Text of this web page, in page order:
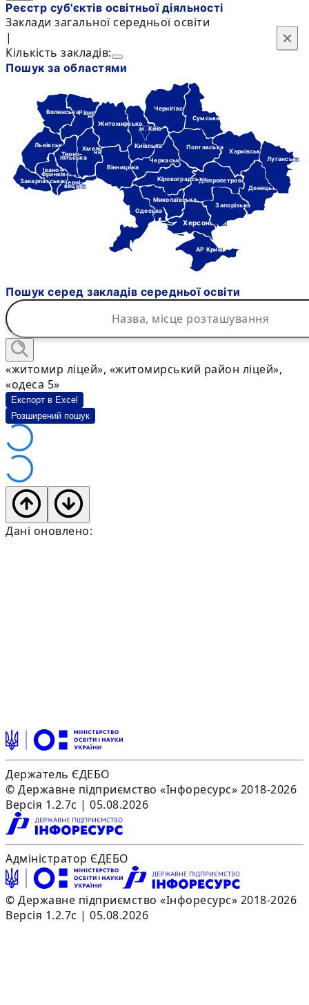
×
Реєстр суб'єктів освітньої діяльності
Заклади загальної середньої освіти
|
Кількість закладів:
Пошук за областями
Черкаська
Чернігівська
Черні-
вецька
Дніпропетровська
Донецька
Івано-
Франківська
Харківська
Херсонська
Хмель-
ницька
Кіровоградська
АР Крим
Київська
м. Київ
Луганська
Львівська
Миколаївська
Одеська
Полтавська
Рівне-
нська Сумська
Терно-
пільська
Вінницька
Волинська
Закарпатська
Запорізька
Житомирська
Пошук серед закладів середньої освіти
×
«житомир ліцей», «житомирський район ліцей»,
«одеса 5»
Експорт в Excel
Розширений пошук
Дані оновлено:
Держатель ЄДЕБО
© Державне підприємство «Інфоресурс» 2018-2026
Версія 1.2.7c | 05.08.2026
Адміністратор ЄДЕБО
© Державне підприємство «Інфоресурс» 2018-2026
Версія 1.2.7c | 05.08.2026